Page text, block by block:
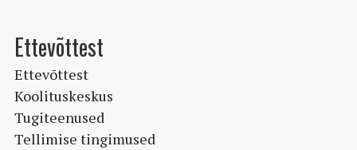
Ettevõttest
Ettevõttest
Koolituskeskus
Tugiteenused
Tellimise tingimused